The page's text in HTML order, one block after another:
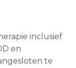
inclusief
en
te